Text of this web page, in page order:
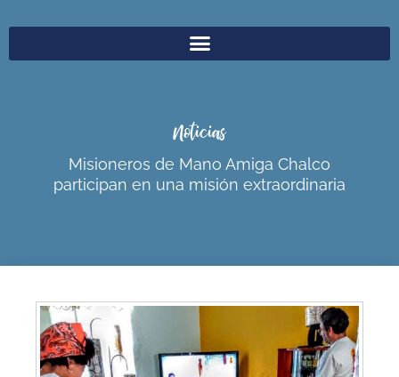
Noticias
Misioneros de Mano Amiga Chalco
participan en una misión extraordinaria